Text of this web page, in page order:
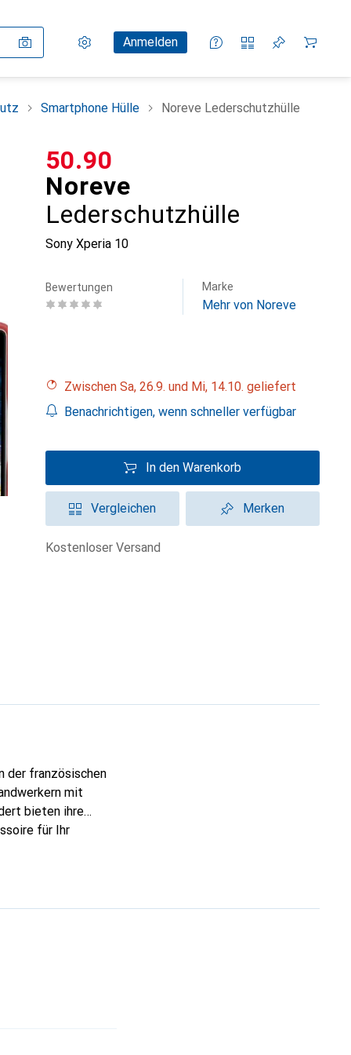
Einstellungen
KundenkontoAnmelden
Vergleichslisten
Merklisten
Warenkorb
Smartphone Hülle Noreve Lederschutzhülle
Noreve
Lederschutzhülle
Sony Xperia 10
CHF
50.90
Bewertungen Marke
Mehr von Noreve
Zwischen Sa, 26.9. und Mi, 14.10. geliefert
Benachrichtigen, wenn schneller verfügbar
In den Warenkorb
Vergleichen Merken
kostenloser Versand
der französischen
mit
bieten ihre
für Ihr